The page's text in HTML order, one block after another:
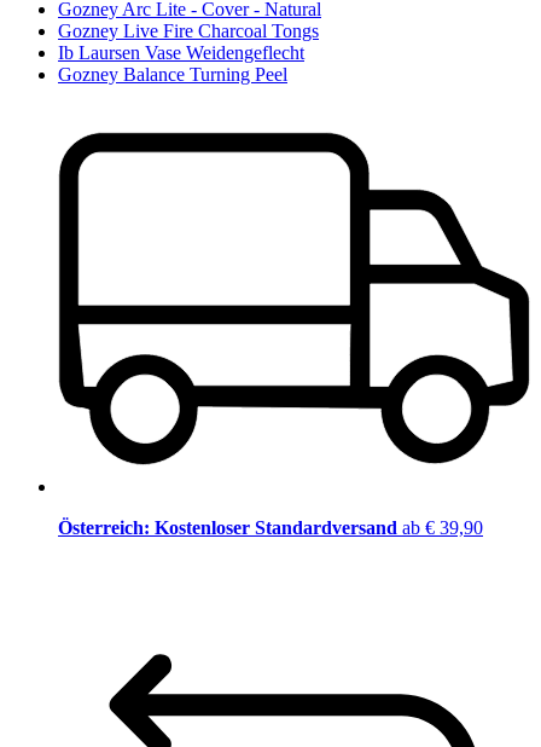
Gozney Arc Lite - Cover - Natural
Gozney Live Fire Charcoal Tongs
Ib Laursen Vase Weidengeflecht
Gozney Balance Turning Peel
Österreich: Kostenloser Standardversand ab € 39,90